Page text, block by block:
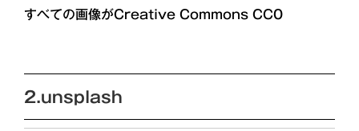
すべての画像がCreative Commons CC0
2.unsplash